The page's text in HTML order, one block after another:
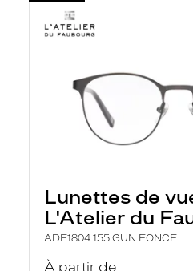
Lunettes de
L'Atelier du
ADF1804 155 GUN FONCE
À partir de